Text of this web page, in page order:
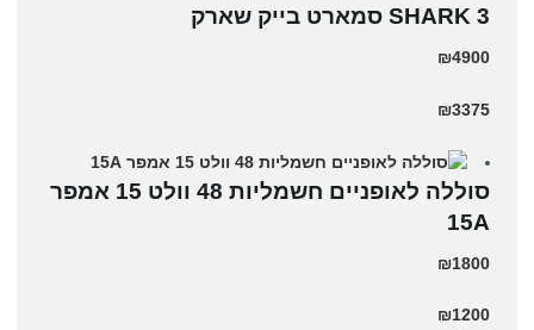
SHARK 3 סמארט בייק שארק
₪4900
₪3375
סוללה לאופניים חשמליות 48 וולט 15 אמפר
15A
₪1800
₪1200